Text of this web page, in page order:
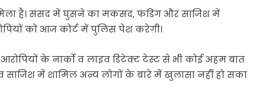
है। संसद में घुसने का मकसद, फंडिंग और साजिश में
को आज कोर्ट में पुलिस पेश करेगी।
के नार्को व लाइव डिटेक्ट टेस्ट से भी कोई अहम बात
में शामिल अन्य लोगों के बारे में खुलासा नहीं हो सका